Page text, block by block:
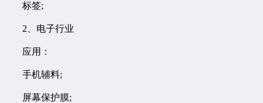
标签;
2、电子行业
应用：
手机辅料;
屏幕保护膜;